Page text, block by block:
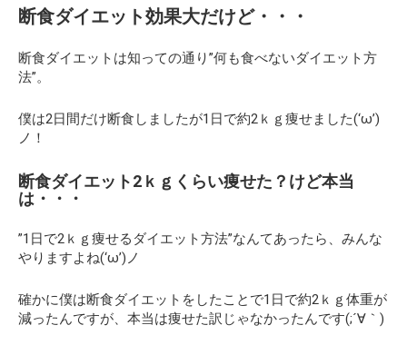
断食ダイエット効果大だけど・・・
断食ダイエットは知っての通り”何も食べないダイエット方
法”。
僕は2日間だけ断食しましたが1日で約2ｋｇ痩せました(‘ω’)
ノ！
断食ダイエット2ｋｇくらい痩せた？けど本当
は・・・
”1日で2ｋｇ痩せるダイエット方法”なんてあったら、みんな
やりますよね(‘ω’)ノ
確かに僕は断食ダイエットをしたことで1日で約2ｋｇ体重が
減ったんですが、本当は痩せた訳じゃなかったんです(;´∀｀)